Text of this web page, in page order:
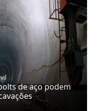
de aço podem